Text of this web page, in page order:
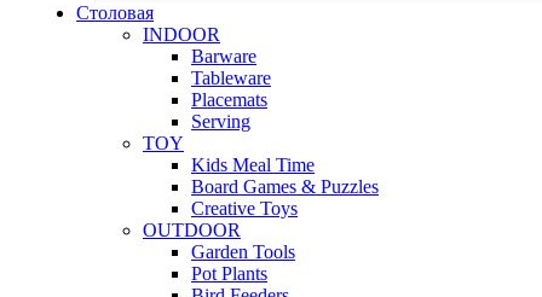
Столовая
INDOOR
Barware
Tableware
Placemats
Serving
TOY
Kids Meal Time
Board Games & Puzzles
Creative Toys
OUTDOOR
Garden Tools
Pot Plants